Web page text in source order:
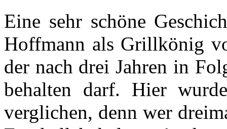
Eine sehr schöne
Hoffmann als Grillkönig
der nach drei Jahren in
behalten darf. Hier
verglichen, denn wer